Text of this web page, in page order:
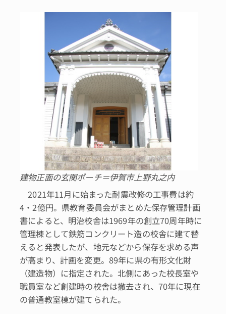
建物正面の玄関ポーチ＝伊賀市上野丸之内
2021年11月に始まった耐震改修の工事費は約
4・2億円。県教育委員会がまとめた保存管理計画
書によると、明治校舎は1969年の創立70周年時に
管理棟として鉄筋コンクリート造の校舎に建て替
えると発表したが、地元などから保存を求める声
が高まり、計画を変更。89年に県の有形文化財
（建造物）に指定された。北側にあった校長室や
職員室など創建時の校舎は撤去され、70年に現在
の普通教室棟が建てられた。